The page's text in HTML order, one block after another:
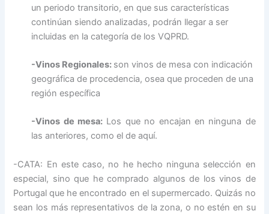
un periodo transitorio, en que sus características
continúan siendo analizadas, podrán llegar a ser
incluidas en la categoría de los VQPRD.
-Vinos Regionales: son vinos de mesa con indicación
geográfica de procedencia, osea que proceden de una
región específica
-Vinos de mesa: Los que no encajan en ninguna de
las anteriores, como el de aquí.
-CATA: En este caso, no he hecho ninguna selección en
especial, sino que he comprado algunos de los vinos de
Portugal que he encontrado en el supermercado. Quizás no
sean los más representativos de la zona, o no estén en su